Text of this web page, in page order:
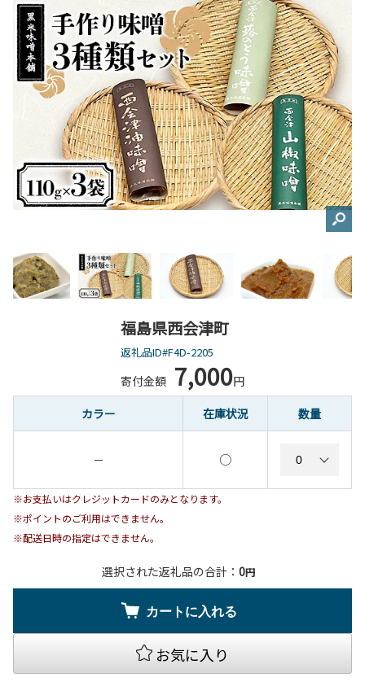
福島県西会津町
返礼品ID#F4D-2205
寄付金額 7,000円
カラー
在庫状況 数量
－ ○
※お支払いはクレジットカードのみとなります。
※ポイントのご利用はできません。
※配送日時の指定はできません。
選択された返礼品の合計： 0円
カートに入れる
お気に入り